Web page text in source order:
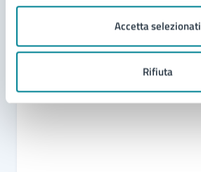
Accetta selezionati
Rifiuta
degli spazi comunali
Oggetti e beni rinvenuti
Richiesta di patrocinio
Modello unico manifestazioni